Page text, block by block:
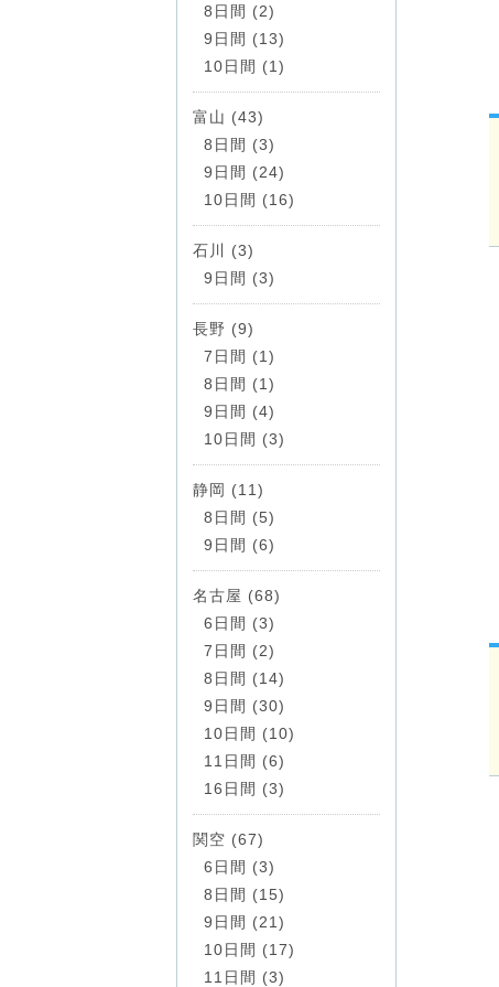
8日間 (2)
9日間 (13)
10日間 (1)
富山 (43)
8日間 (3)
9日間 (24)
10日間 (16)
石川 (3)
9日間 (3)
長野 (9)
7日間 (1)
8日間 (1)
9日間 (4)
10日間 (3)
静岡 (11)
8日間 (5)
9日間 (6)
名古屋 (68)
6日間 (3)
7日間 (2)
8日間 (14)
9日間 (30)
10日間 (10)
11日間 (6)
16日間 (3)
関空 (67)
6日間 (3)
8日間 (15)
9日間 (21)
10日間 (17)
11日間 (3)